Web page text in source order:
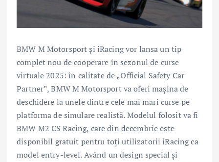
BMW M Motorsport şi iRacing vor lansa un tip
complet nou de cooperare în sezonul de curse
virtuale 2025: în calitate de „Official Safety Car
Partner”, BMW M Motorsport va oferi maşina de
deschidere la unele dintre cele mai mari curse pe
platforma de simulare realistă. Modelul folosit va fi
BMW M2 CS Racing, care din decembrie este
disponibil gratuit pentru toţi utilizatorii iRacing ca
model entry-level. Având un design special şi